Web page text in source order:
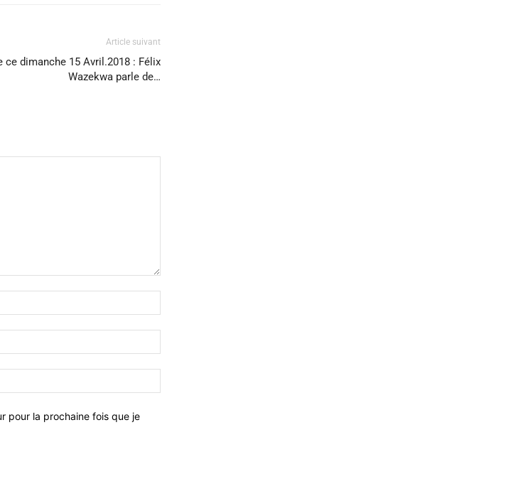
Article suivant
ce dimanche 15 Avril.2018 : Félix
Wazekwa parle de…
pour la prochaine fois que je